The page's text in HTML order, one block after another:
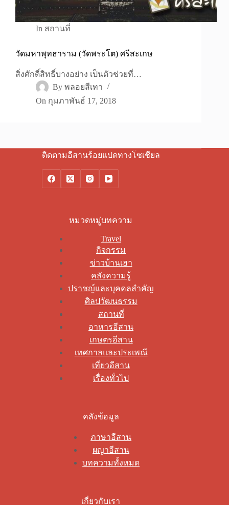
In สถานที่
วัดมหาพุทธาราม (วัดพระโต) ศรีสะเกษ
สิ่งศักดิ์สิทธิ์บางอย่าง เป็นตัวช่วยที่…
By พลอยสีเทา
On กุมภาพันธ์ 17, 2018
ติดตามอีสานร้อยแปดทางโซเชียล
หมวดหมู่บทความ
Travel
กิจกรรม
ข่าวบ้านเฮา
คลังความรู้
ปราชญ์และบุคคลสำคัญ
ศิลปวัฒนธรรม
สถานที่
อาหารอีสาน
เกษตรอีสาน
เทศกาลและประเพณี
เที่ยวอีสาน
เรื่องทั่วไป
คลังข้อมูล
ภาษาอีสาน
ผญาอีสาน
บทความทั้งหมด
เกี่ยวกับเรา